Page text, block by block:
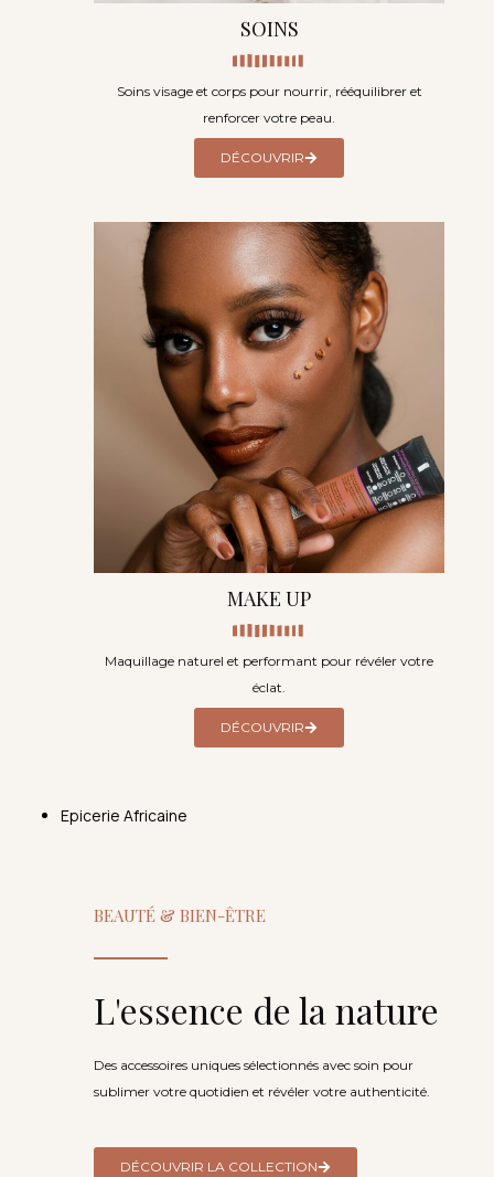
SOINS
Soins visage et corps pour nourrir, rééquilibrer et
renforcer votre peau.
DÉCOUVRIR
MAKE UP
Maquillage naturel et performant pour révéler votre
éclat.
DÉCOUVRIR
Epicerie Africaine
BEAUTÉ & BIEN-ÊTRE
L'essence de la nature
Des accessoires uniques sélectionnés avec soin pour
sublimer votre quotidien et révéler votre authenticité.
DÉCOUVRIR LA COLLECTION